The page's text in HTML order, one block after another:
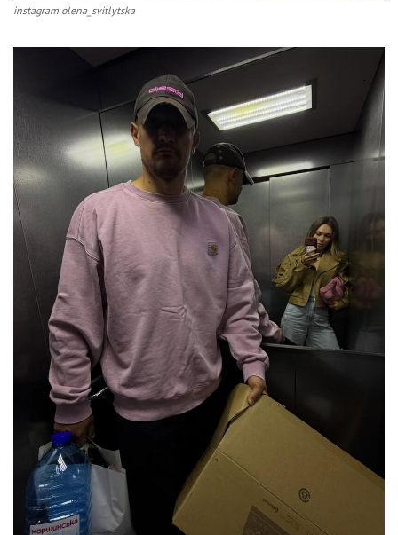
instagram olena_svitlytska